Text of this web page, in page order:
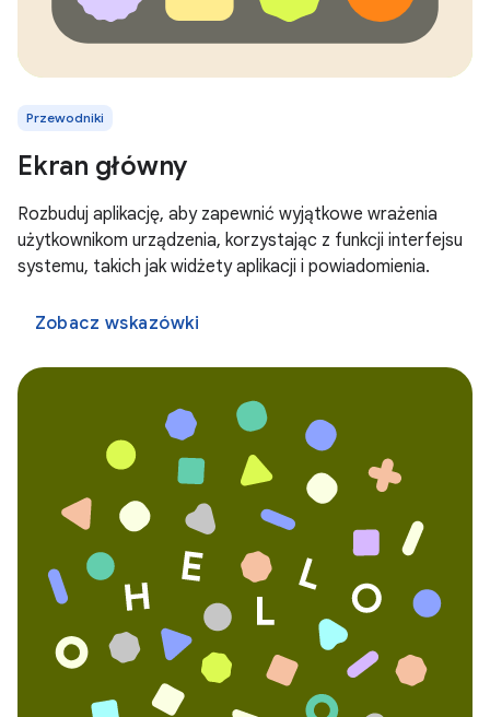
Przewodniki
Ekran główny
Rozbuduj aplikację, aby zapewnić wyjątkowe wrażenia
użytkownikom urządzenia, korzystając z funkcji interfejsu
systemu, takich jak widżety aplikacji i powiadomienia.
Zobacz wskazówki